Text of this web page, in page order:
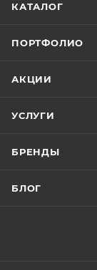
КАТАЛОГ
ПОРТФОЛИО
АКЦИИ
УСЛУГИ
БРЕНДЫ
БЛОГ